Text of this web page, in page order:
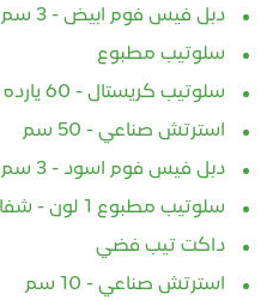
دبل فيس فوم ابيض - 3 سم
سلوتيب مطبوع
سلوتيب كريستال - 60 يارده
استرتش صناعي - 50 سم
دبل فيس فوم اسود - 3 سم
سلوتيب مطبوع 1 لون - شفاف
داكت تيب فضي
استرتش صناعي - 10 سم